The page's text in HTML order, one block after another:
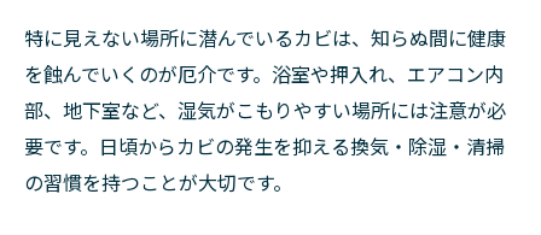
特に見えない場所に潜んでいるカビは、知らぬ間に健康
を蝕んでいくのが厄介です。浴室や押入れ、エアコン内
部、地下室など、湿気がこもりやすい場所には注意が必
要です。日頃からカビの発生を抑える換気・除湿・清掃
の習慣を持つことが大切です。